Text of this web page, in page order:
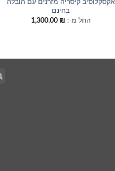
בחינם
החל מ-:
1,300.00 ₪